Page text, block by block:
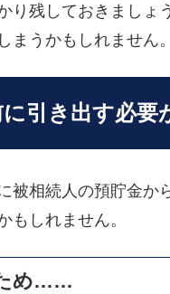
り残しておきまし
まうかもしれません。
引き出す必要
被相続人の預貯金
もしれません。
め……